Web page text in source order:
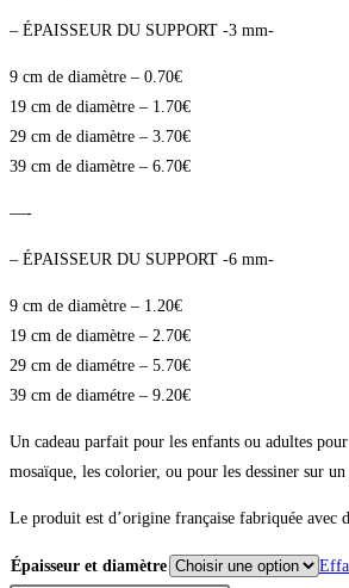
– ÉPAISSEUR DU SUPPORT -3 mm-
9 cm de diamètre – 0.70€
19 cm de diamètre – 1.70€
29 cm de diamètre – 3.70€
39 cm de diamètre – 6.70€
—-
– ÉPAISSEUR DU SUPPORT -6 mm-
9 cm de diamètre – 1.20€
19 cm de diamètre – 2.70€
29 cm de diamétre – 5.70€
39 cm de diamétre – 9.20€
Un cadeau parfait pour les enfants ou adultes
mosaïque, les colorier, ou pour les dessiner sur
Le produit est d’origine française fabriquée avec
Épaisseur et diamètre